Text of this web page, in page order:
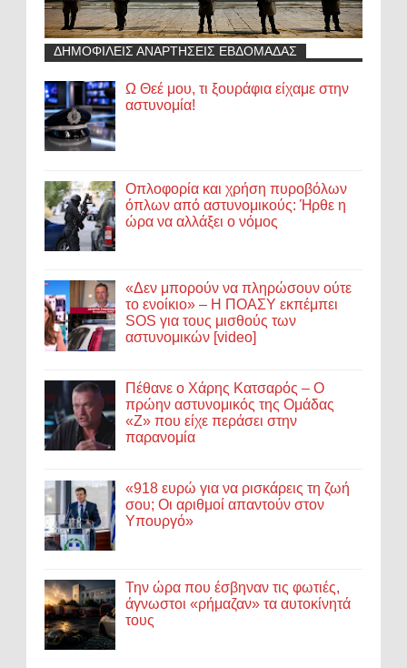
ΔΗΜΟΦΙΛΕΙΣ ΑΝΑΡΤΗΣΕΙΣ ΕΒΔΟΜΑΔΑΣ
Ω Θεέ μου, τι ξουράφια είχαμε στην
αστυνομία!
Οπλοφορία και χρήση πυροβόλων
όπλων από αστυνομικούς: Ήρθε η
ώρα να αλλάξει ο νόμος
«Δεν μπορούν να πληρώσουν ούτε
το ενοίκιο» – Η ΠΟΑΣΥ εκπέμπει
SOS για τους μισθούς των
αστυνομικών [video]
Πέθανε ο Χάρης Κατσαρός – Ο
πρώην αστυνομικός της Ομάδας
«Ζ» που είχε περάσει στην
παρανομία
«918 ευρώ για να ρισκάρεις τη ζωή
σου; Οι αριθμοί απαντούν στον
Υπουργό»
Την ώρα που έσβηναν τις φωτιές,
άγνωστοι «ρήμαζαν» τα αυτοκίνητά
τους